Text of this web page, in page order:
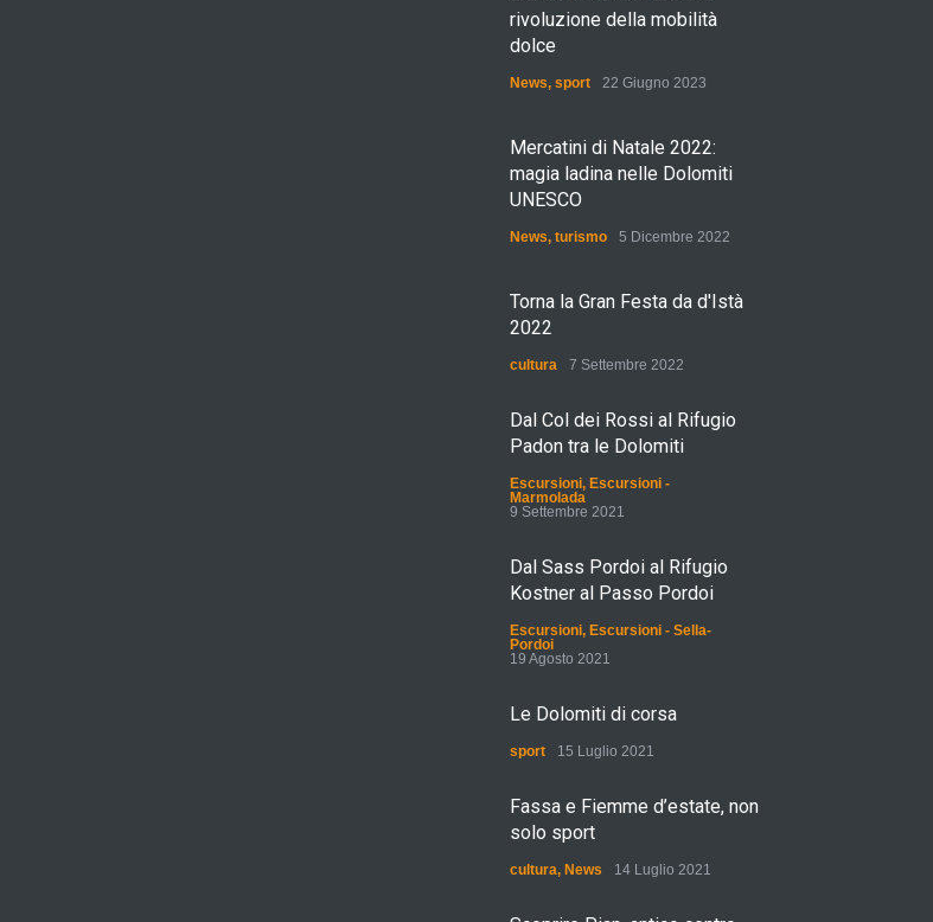
rivoluzione della mobilità
dolce
News, sport 22 Giugno 2023
Mercatini di Natale 2022:
magia ladina nelle Dolomiti
UNESCO
News, turismo 5 Dicembre 2022
Torna la Gran Festa da d'Istà
2022
cultura 7 Settembre 2022
Dal Col dei Rossi al Rifugio
Padon tra le Dolomiti
Escursioni, Escursioni -
Marmolada
9 Settembre 2021
Dal Sass Pordoi al Rifugio
Kostner al Passo Pordoi
Escursioni, Escursioni - Sella-
Pordoi
19 Agosto 2021
Le Dolomiti di corsa
sport 15 Luglio 2021
Fassa e Fiemme d’estate, non
solo sport
cultura, News 14 Luglio 2021